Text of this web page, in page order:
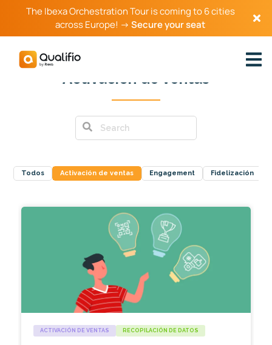
The Ibexa Orchestration Tour is coming to 6 cities
across Europe! →Secure your seat
Activación de ventas
Todos Activación de ventas Engagement Fidelización
ACTIVACIÓN DE VENTAS RECOPILACIÓN DE DATOS